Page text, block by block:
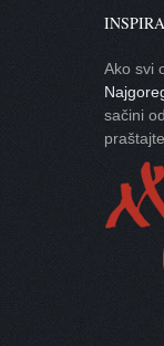
Ako svi
sačini
praštajte.